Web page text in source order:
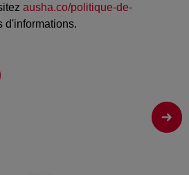
ausha.co/politique-de-
d'informations.